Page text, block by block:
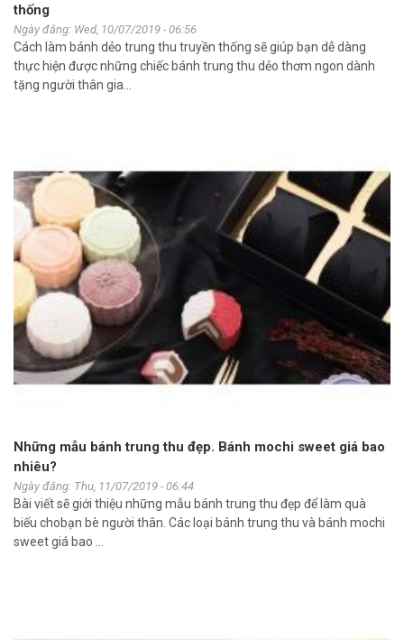
thống
Ngày đăng: Wed, 10/07/2019 - 06:56
Cách làm bánh dẻo trung thu truyền thống sẽ giúp bạn dễ dàng
thực hiện được những chiếc bánh trung thu dẻo thơm ngon dành
tặng người thân gia...
Những mẫu bánh trung thu đẹp. Bánh mochi sweet giá bao
nhiêu?
Ngày đăng: Thu, 11/07/2019 - 06:44
Bài viết sẽ giới thiệu những mẫu bánh trung thu đẹp để làm quà
biếu chobạn bè người thân. Các loại bánh trung thu và bánh mochi
sweet giá bao ...